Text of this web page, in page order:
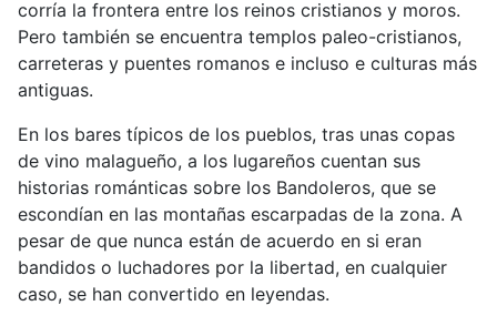
corría la frontera entre los reinos cristianos y moros.
Pero también se encuentra templos paleo-cristianos,
carreteras y puentes romanos e incluso e culturas más
antiguas.
En los bares típicos de los pueblos, tras unas copas
de vino malagueño, a los lugareños cuentan sus
historias románticas sobre los Bandoleros, que se
escondían en las montañas escarpadas de la zona. A
pesar de que nunca están de acuerdo en si eran
bandidos o luchadores por la libertad, en cualquier
caso, se han convertido en leyendas.